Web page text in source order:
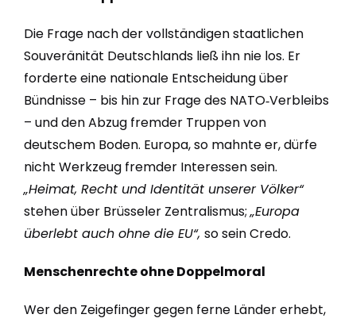
Die Frage nach der vollständigen staatlichen
Souveränität Deutschlands ließ ihn nie los. Er
forderte eine nationale Entscheidung über
Bündnisse – bis hin zur Frage des NATO‑Verbleibs
– und den Abzug fremder Truppen von
deutschem Boden. Europa, so mahnte er, dürfe
nicht Werkzeug fremder Interessen sein.
„Heimat, Recht und Identität unserer Völker“
stehen über Brüsseler Zentralismus;„Europa
überlebt auch ohne die EU“, so sein Credo.
Menschenrechte ohne Doppelmoral
Wer den Zeigefinger gegen ferne Länder erhebt,